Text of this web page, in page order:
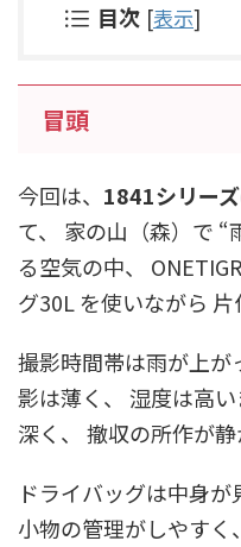
目次 [表示]
冒頭
今回は、 1841シリー
て、 家の山（森）で
る空気の中、
グ30L を使いながら 片
撮影時間帯は雨が上が
影は薄く、 湿度は高
深く、 撤収の所作が
ドライバッグは中身
小物の管理がしやすく